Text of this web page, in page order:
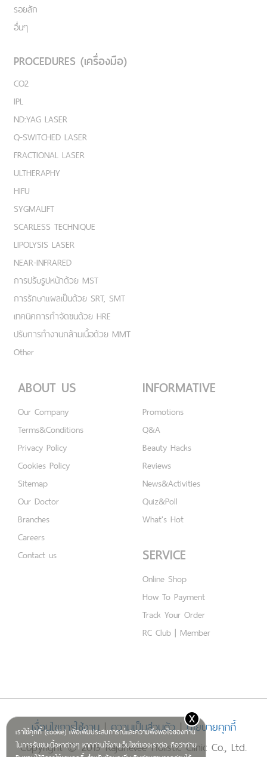
เราใช้คุกกี้ (cookie) เพื่อเพิ่มประสบการณ์และความพึงพอใจของท่าน
ในการรับชมเนื้อหาต่างๆ หากท่านใช้งานเว็บไซต์ของเราต่อ ถือว่าท่าน
x
รอยสัก
อื่นๆ
PROCEDURES (เครื่องมือ)
CO2
IPL
ND:YAG LASER
Q-SWITCHED LASER
FRACTIONAL LASER
ULTHERAPHY
HIFU
SYGMALIFT
SCARLESS TECHNIQUE
LIPOLYSIS LASER
NEAR-INFRARED
การปรับรูปหน้าด้วย MST
การรักษาแผลเป็นด้วย SRT, SMT
เทคนิคการกำจัดขนด้วย HRE
ปรับการทำงานกล้ามเนื้อด้วย MMT
Other
ABOUT US
Our Company
Terms&Conditions
Privacy Policy
Cookies Policy
Sitemap
Our Doctor
Branches
Careers
Contact us
INFORMATIVE
Promotions
Q&A
Beauty Hacks
Reviews
News&Activities
Quiz&Poll
What's Hot
SERVICE
Online Shop
How To Payment
Track Your Order
RC Club | Member
เงื่อนไขการใช้งาน|ความเป็นส่วนตัว|นโยบายคุกกี้
Copyright © 2019 Rajdhevee Holistic Clinic Co., Ltd.